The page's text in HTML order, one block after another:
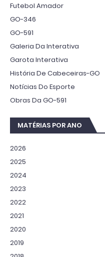
Futebol Amador
GO-346
GO-591
Galeria Da Interativa
Garota Interativa
História De Cabeceiras-GO
Notícias Do Esporte
Obras Da GO-591
MATÉRIAS POR ANO
2026
2025
2024
2023
2022
2021
2020
2019